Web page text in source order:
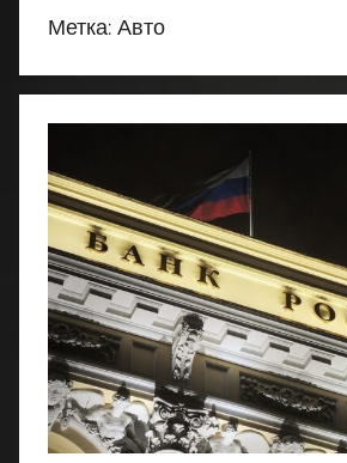
Вашего
или
Метка: Авто